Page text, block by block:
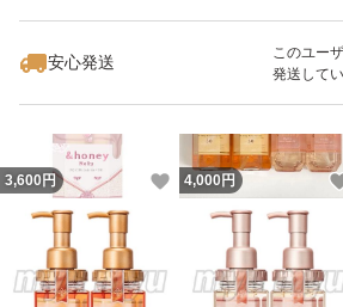
安心発送
このユー
発送して
3,600 円 いいね！
4,000 円